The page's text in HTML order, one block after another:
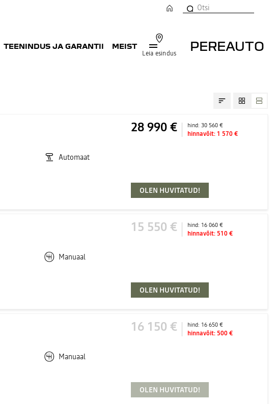
Leia esindus
PEREAUTO
TEENINDUS JA GARANTII MEIST
28 990 € hind: 30 560 €
hinnavõit: 1 570 €
Automaat
OLEN HUVITATUD!
15 550 € hind: 16 060 €
hinnavõit:510 €
Manuaal
OLEN HUVITATUD!
16 150 € hind: 16 650 €
hinnavõit:500 €
Manuaal
OLEN HUVITATUD!